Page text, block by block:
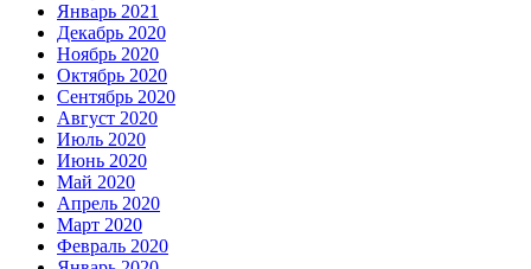
Январь 2021
Декабрь 2020
Ноябрь 2020
Октябрь 2020
Сентябрь 2020
Август 2020
Июль 2020
Июнь 2020
Май 2020
Апрель 2020
Март 2020
Февраль 2020